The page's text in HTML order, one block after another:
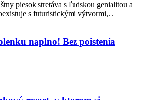
piesok stretáva s ľudskou genialitou a
s futuristickými výtvormi,...
naplno! Bez poistenia